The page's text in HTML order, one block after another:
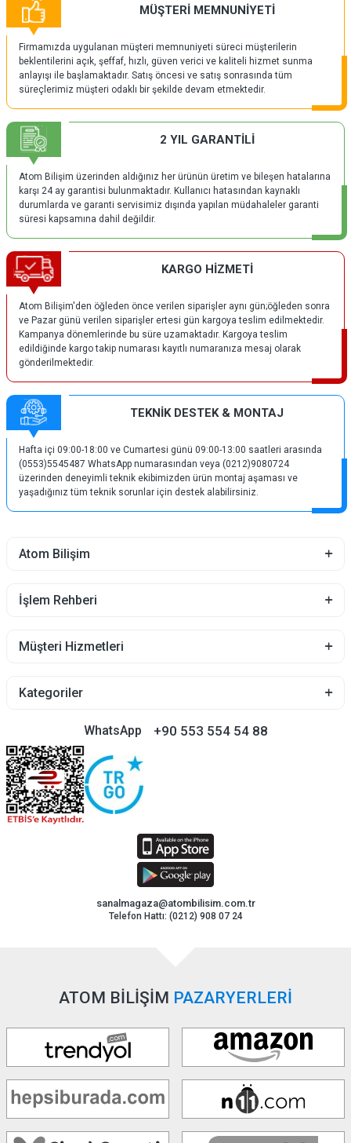
MÜŞTERİ MEMNUNİYETİ
Firmamızda uygulanan müşteri memnuniyeti süreci müşterilerin
beklentilerini açık, şeffaf, hızlı, güven verici ve kaliteli hizmet sunma
anlayışı ile başlamaktadır. Satış öncesi ve satış sonrasında tüm
süreçlerimiz müşteri odaklı bir şekilde devam etmektedir.
2 YIL GARANTİLİ
Atom Bilişim üzerinden aldığınız her ürünün üretim ve bileşen hatalarına
karşı 24 ay garantisi bulunmaktadır. Kullanıcı hatasından kaynaklı
durumlarda ve garanti servisimiz dışında yapılan müdahaleler garanti
süresi kapsamına dahil değildir.
KARGO HİZMETİ
Atom Bilişim'den öğleden önce verilen siparişler aynı gün;öğleden sonra
ve Pazar günü verilen siparişler ertesi gün kargoya teslim edilmektedir.
Kampanya dönemlerinde bu süre uzamaktadır. Kargoya teslim
edildiğinde kargo takip numarası kayıtlı numaranıza mesaj olarak
gönderilmektedir.
TEKNİK DESTEK & MONTAJ
Hafta içi 09:00-18:00 ve Cumartesi günü 09:00-13:00 saatleri arasında
(0553)5545487 WhatsApp numarasından veya (0212)9080724
üzerinden deneyimli teknik ekibimizden ürün montaj aşaması ve
yaşadığınız tüm teknik sorunlar için destek alabilirsiniz.
Atom Bilişim
İşlem Rehberi
Müşteri Hizmetleri
Kategoriler
WhatsApp +90 553 554 54 88
sanalmagaza@atombilisim.com.tr
Telefon Hattı: (0212) 908 07 24
ATOM BİLİŞİM PAZARYERLERİ